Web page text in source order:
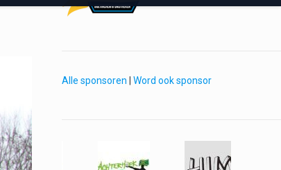
Alle sponsoren Word ook sponsor